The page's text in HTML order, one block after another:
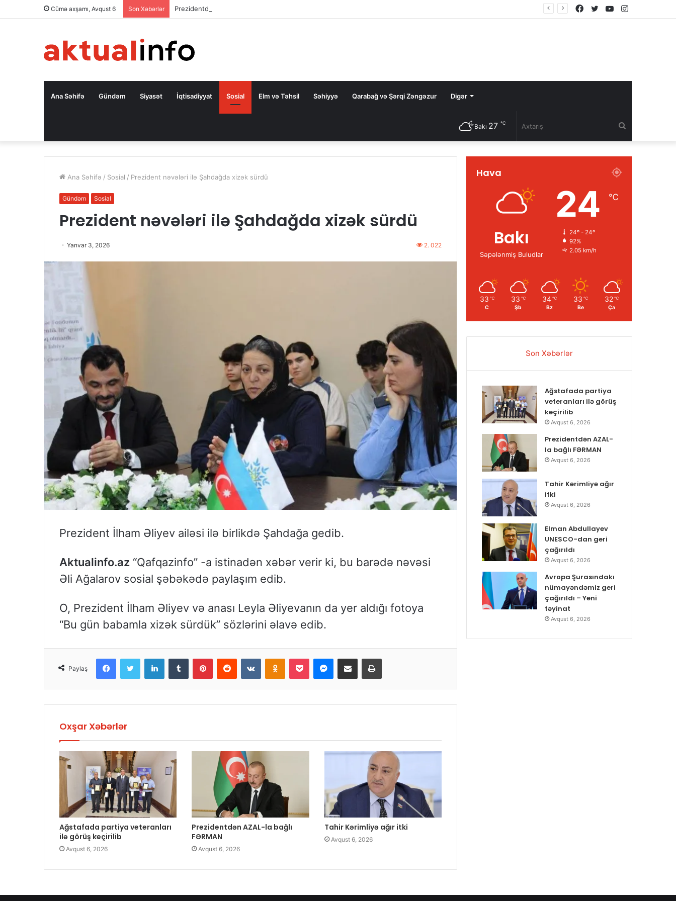
Cümə axşamı, Avqust 6 Son Xəbərlər Prezidentdən AZAL-la bağlı FƏRMAN YouTube
Twitter
Facebook
Ana Səhifə Gündəm Siyasət İqtisadiyyat Sosial Elm və Təhsil Səhiyyə Qarabağ və Şərqi Zəngəzur Digər
Bakı 27 ℃
Ana Səhifə / Sosial / Prezident nəvələri ilə Şahdağda xizək sürdü
Gündəm Sosial
Prezident nəvələri ilə Şahdağda xizək sürdü
Yanvar 3, 2026 2. 022
Prezident İlham Əliyev ailəsi ilə birlikdə Şahdağa gedib.
Aktualinfo.az “Qafqazinfo” -a istinadən xəbər verir ki, bu barədə nəvəsi
Əli Ağalarov sosial şəbəkədə paylaşım edib.
O, Prezident İlham Əliyev və anası Leyla Əliyevanın da yer aldığı fotoya
“Bu gün babamla xizək sürdük” sözlərini əlavə edib.
Paylaş
Oxşar Xəbərlər
Ağstafada partiya veteranları
ilə görüş keçirilib
Avqust 6, 2026
Prezidentdən AZAL-la bağlı
FƏRMAN
Avqust 6, 2026
Tahir Kərimliyə ağır itki
Avqust 6, 2026
Hava
Bakı
Səpələnmiş Buludlar
24 ℃
24º - 24º
92%
2.05 km/h
33 ℃
C
33 ℃
Şb
34 ℃
Bz
33 ℃
Be
32 ℃
Ça
Son Xəbərlər
Ağstafada partiya
veteranları ilə görüş
keçirilib
Avqust 6, 2026
Prezidentdən AZAL-
la bağlı FƏRMAN
Avqust 6, 2026
Tahir Kərimliyə ağır
itki
Avqust 6, 2026
Elman Abdullayev
UNESCO-dan geri
çağırıldı
Avqust 6, 2026
Avropa Şurasındakı
nümayəndəmiz geri
çağırıldı – Yeni
təyinat
Avqust 6, 2026